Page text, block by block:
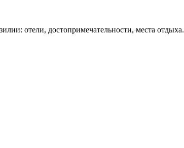
отели, достопримечательности, места отдыха.